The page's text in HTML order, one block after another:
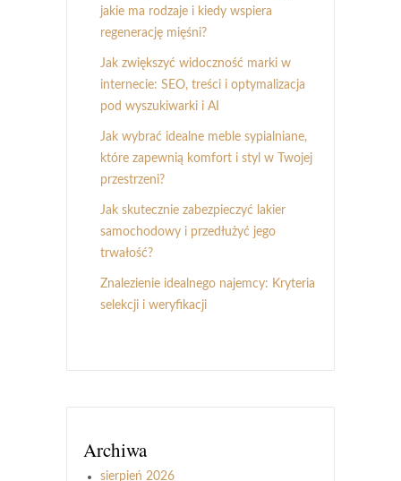
jakie ma rodzaje i kiedy wspiera
regenerację mięśni?
Jak zwiększyć widoczność marki w
internecie: SEO, treści i optymalizacja
pod wyszukiwarki i AI
Jak wybrać idealne meble sypialniane,
które zapewnią komfort i styl w Twojej
przestrzeni?
Jak skutecznie zabezpieczyć lakier
samochodowy i przedłużyć jego
trwałość?
Znalezienie idealnego najemcy: Kryteria
selekcji i weryfikacji
Archiwa
sierpień 2026